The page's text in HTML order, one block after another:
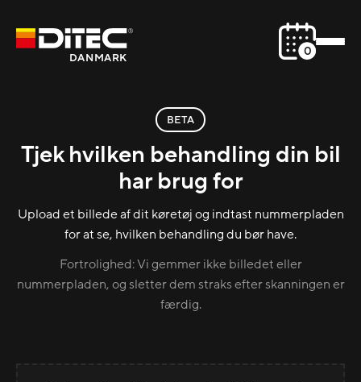
DANMARK 0
BETA
Tjek hvilken behandling din bil
har brug for
Upload et billede af dit køretøj og indtast nummerpladen
for at se, hvilken behandling du bør have.
Fortrolighed: Vi gemmer ikke billedet eller
nummerpladen, og sletter dem straks efter skanningen er
færdig.